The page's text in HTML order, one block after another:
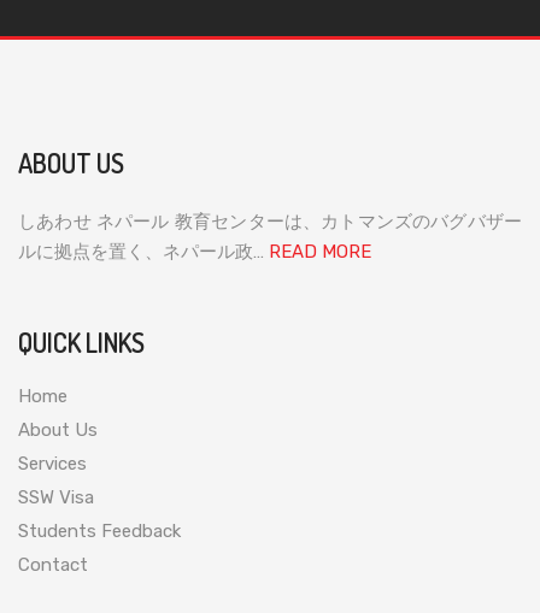
ABOUT US
しあわせ ネパール 教育センターは、カトマンズのバグバザー
ルに拠点を置く、ネパール政… READ MORE
QUICK LINKS
Home
About Us
Services
SSW Visa
Students Feedback
Contact